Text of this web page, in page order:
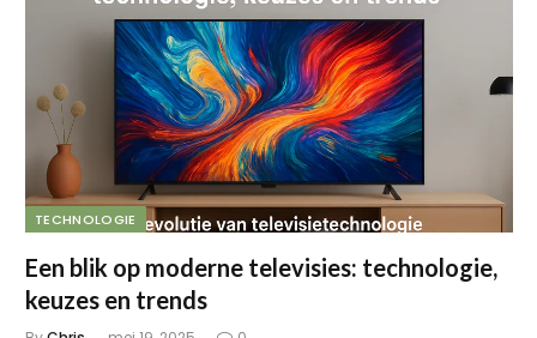
TECHNOLOGIE
Een blik op moderne televisies: technologie,
keuzes en trends